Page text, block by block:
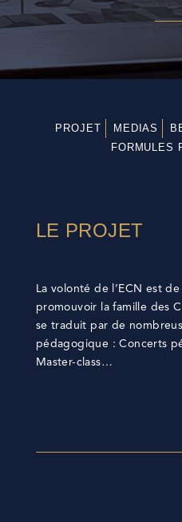
PROJET MEDIAS
FORMULES
LE PROJET
La volonté de l’ECN est
promouvoir la famille des
se traduit par de
pédagogique : Concerts
Master-class…